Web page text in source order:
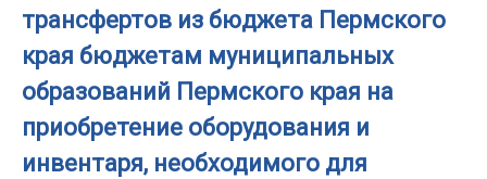
трансфертов из бюджета Пермского
края бюджетам муниципальных
образований Пермского края на
приобретение оборудования и
инвентаря, необходимого для